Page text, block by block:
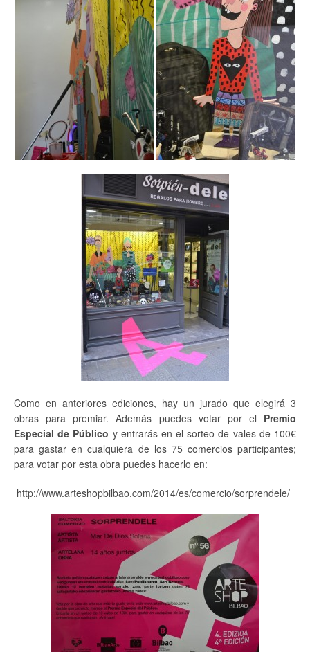
Como en anteriores ediciones, hay un jurado que elegirá 3
obras para premiar. Además puedes votar por el Premio
Especial de Público y entrarás en el sorteo de vales de 100€
para gastar en cualquiera de los 75 comercios participantes;
para votar por esta obra puedes hacerlo en:
http://www.arteshopbilbao.com/2014/es/comercio/sorprendele/